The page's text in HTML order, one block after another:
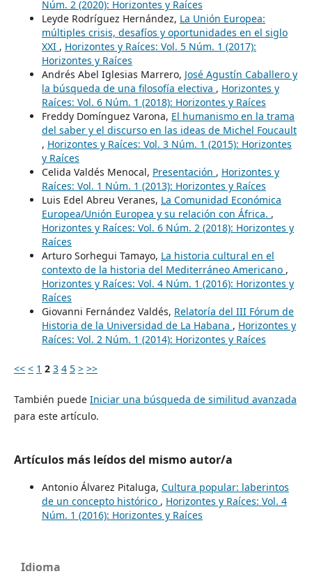
Núm. 2 (2020): Horizontes y Raíces
Leyde Rodríguez Hernández, La Unión Europea:
múltiples crisis, desafíos y oportunidades en el siglo
XXI , Horizontes y Raíces: Vol. 5 Núm. 1 (2017):
Horizontes y Raíces
Andrés Abel Iglesias Marrero, José Agustín Caballero y
la búsqueda de una filosofía electiva , Horizontes y
Raíces: Vol. 6 Núm. 1 (2018): Horizontes y Raíces
Freddy Domínguez Varona, El humanismo en la trama
del saber y el discurso en las ideas de Michel Foucault
, Horizontes y Raíces: Vol. 3 Núm. 1 (2015): Horizontes
y Raíces
Celida Valdés Menocal, Presentación , Horizontes y
Raíces: Vol. 1 Núm. 1 (2013): Horizontes y Raíces
Luis Edel Abreu Veranes, La Comunidad Económica
Europea/Unión Europea y su relación con África. ,
Horizontes y Raíces: Vol. 6 Núm. 2 (2018): Horizontes y
Raíces
Arturo Sorhegui Tamayo, La historia cultural en el
contexto de la historia del Mediterráneo Americano ,
Horizontes y Raíces: Vol. 4 Núm. 1 (2016): Horizontes y
Raíces
Giovanni Fernández Valdés, Relatoría del III Fórum de
Historia de la Universidad de La Habana , Horizontes y
Raíces: Vol. 2 Núm. 1 (2014): Horizontes y Raíces
<< < 1 2 3 4 5 > >>
También puede Iniciar una búsqueda de similitud avanzada
para este artículo.
Artículos más leídos del mismo autor/a
Antonio Álvarez Pitaluga, Cultura popular: laberintos
de un concepto histórico , Horizontes y Raíces: Vol. 4
Núm. 1 (2016): Horizontes y Raíces
Idioma